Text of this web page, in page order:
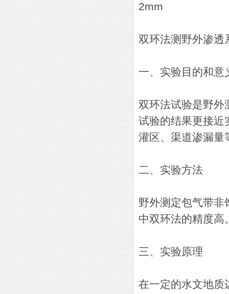
2mm
双环法测野外渗透
一、实验目的和意
双环法试验是野外
试验的结果更接近
灌区、渠道渗漏量
二、实验方法
野外测定包气带非
中双环法的精度高
三、实验原理
在一定的水文地质